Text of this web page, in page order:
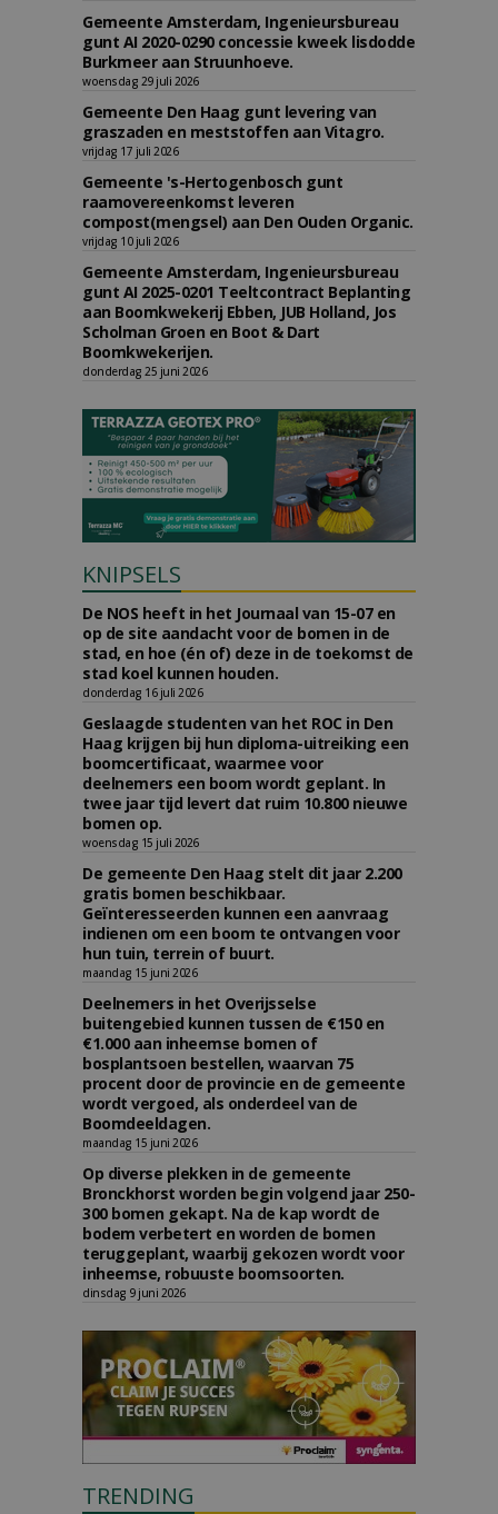
Gemeente Amsterdam, Ingenieursbureau
gunt AI 2020-0290 concessie kweek lisdodde
Burkmeer aan Struunhoeve.
woensdag 29 juli 2026
Gemeente Den Haag gunt levering van
graszaden en meststoffen aan Vitagro.
vrijdag 17 juli 2026
Gemeente 's-Hertogenbosch gunt
raamovereenkomst leveren
compost(mengsel) aan Den Ouden Organic.
vrijdag 10 juli 2026
Gemeente Amsterdam, Ingenieursbureau
gunt AI 2025-0201 Teeltcontract Beplanting
aan Boomkwekerij Ebben, JUB Holland, Jos
Scholman Groen en Boot & Dart
Boomkwekerijen.
donderdag 25 juni 2026
KNIPSELS
De NOS heeft in het Journaal van 15-07 en
op de site aandacht voor de bomen in de
stad, en hoe (én of) deze in de toekomst de
stad koel kunnen houden.
donderdag 16 juli 2026
Geslaagde studenten van het ROC in Den
Haag krijgen bij hun diploma-uitreiking een
boomcertificaat, waarmee voor
deelnemers een boom wordt geplant. In
twee jaar tijd levert dat ruim 10.800 nieuwe
bomen op.
woensdag 15 juli 2026
De gemeente Den Haag stelt dit jaar 2.200
gratis bomen beschikbaar.
Geïnteresseerden kunnen een aanvraag
indienen om een boom te ontvangen voor
hun tuin, terrein of buurt.
maandag 15 juni 2026
Deelnemers in het Overijsselse
buitengebied kunnen tussen de €150 en
€1.000 aan inheemse bomen of
bosplantsoen bestellen, waarvan 75
procent door de provincie en de gemeente
wordt vergoed, als onderdeel van de
Boomdeeldagen.
maandag 15 juni 2026
Op diverse plekken in de gemeente
Bronckhorst worden begin volgend jaar 250-
300 bomen gekapt. Na de kap wordt de
bodem verbetert en worden de bomen
teruggeplant, waarbij gekozen wordt voor
inheemse, robuuste boomsoorten.
dinsdag 9 juni 2026
TRENDING